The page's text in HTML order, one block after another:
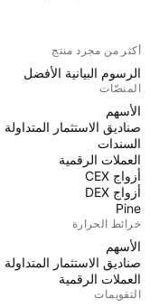
أكثر من مجرد منتج
الرسوم البيانية الأفضل
المنصّات
الأسهم
صناديق الاستثمار المتداولة
السندات
العملات الرقمية
أزواج CEX
أزواج DEX
Pine
خرائط الحرارة
الأسهم
صناديق الاستثمار المتداولة
العملات الرقمية
التقويمات